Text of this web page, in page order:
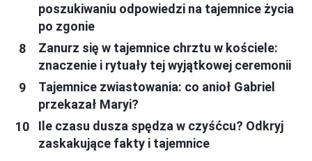
poszukiwaniu odpowiedzi na tajemnice życia
po zgonie
Zanurz się w tajemnice chrztu w kościele:
znaczenie i rytuały tej wyjątkowej ceremonii
Tajemnice zwiastowania: co anioł Gabriel
przekazał Maryi?
Ile czasu dusza spędza w czyśćcu? Odkryj
zaskakujące fakty i tajemnice